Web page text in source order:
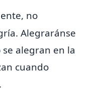
no
Alegraránse
alegran en la
cuando